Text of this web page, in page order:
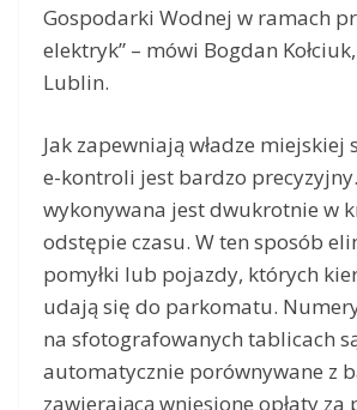
Gospodarki Wodnej w ramach
elektryk” – mówi Bogdan
Lublin.
Jak zapewniają władze miejskiej
e-kontroli jest bardzo
wykonywana jest dwukrotnie w
odstępie czasu. W ten sposób
pomyłki lub pojazdy, których
udają się do parkomatu.
na sfotografowanych tablicach
automatycznie porównywane z
zawierającą wniesione opłaty za